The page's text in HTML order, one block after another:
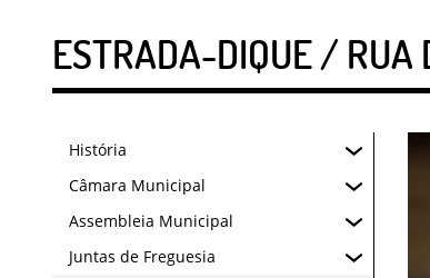
ESTRADA-DIQUE / RUA
História
Câmara Municipal
Assembleia Municipal
Juntas de Freguesia